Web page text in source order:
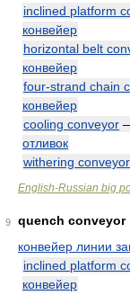
inclined platform
конвейер
horizontal belt
конвейер
four-strand chain
конвейер
cooling conveyor
отливок
withering conveyor
English-Russian big
9
quench conveyor
конвейер линии
inclined platform
конвейер